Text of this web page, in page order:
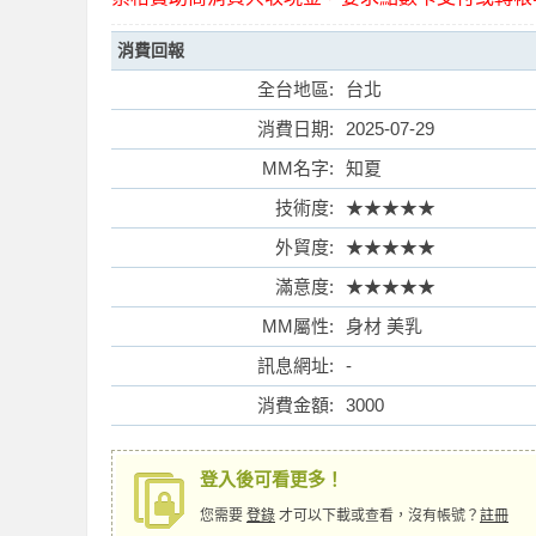
消費回報
全台地區:
台北
消費日期:
2025-07-29
MM名字:
知夏
技術度:
★★★★★
外貿度:
★★★★★
滿意度:
★★★★★
MM屬性:
身材 美乳
訊息網址:
-
消費金額:
3000
登入後可看更多！
您需要 登錄 才可以下載或查看，沒有帳號？ 註冊